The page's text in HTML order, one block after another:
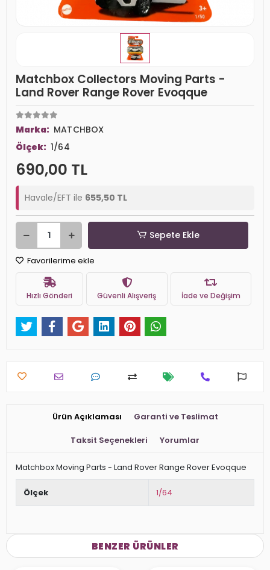
Matchbox Collectors Moving Parts -
Land Rover Range Rover Evoqque
Marka: MATCHBOX
Ölçek: 1/64
690,00 TL
Havale/EFT ile 655,50 TL
Sepete Ekle
Favorilerime ekle
Hızlı Gönderi Güvenli Alışveriş İade ve Değişim
Ürün Açıklaması Garanti ve Teslimat
Taksit Seçenekleri Yorumlar
Matchbox Moving Parts - Land Rover Range Rover Evoqque
Ölçek 1/64
BENZER ÜRÜNLER